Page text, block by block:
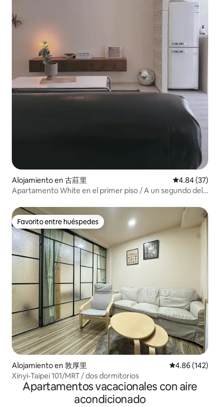
Alojamiento en 古莊里 Calificación
4.84 (37)
Apartamento White en el primer piso / A un segundo del
Ximen | Acceso a la Universidad Normal
Favorito entre huéspedes
Favorito entre huéspedes
Alojamiento en 敦厚里 Calificación
4.86 (142)
Xinyi-Taipei 101/MRT / dos dormitorios
Apartamentos vacacionales con aire
acondicionado